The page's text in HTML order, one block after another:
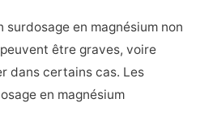
surdosage en magnésium non
être graves, voire
dans certains cas. Les
en magnésium